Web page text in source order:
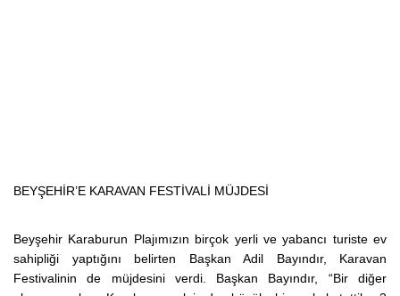
BEYŞEHİR’E KARAVAN FESTİVALİ MÜJDESİ
Beyşehir Karaburun Plajımızın birçok yerli ve yabancı turiste ev
sahipliği yaptığını belirten Başkan Adil Bayındır, Karavan
Festivalinin de müjdesini verdi. Başkan Bayındır, “Bir diğer